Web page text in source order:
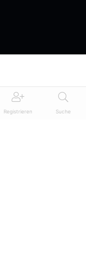
Registrieren Suche